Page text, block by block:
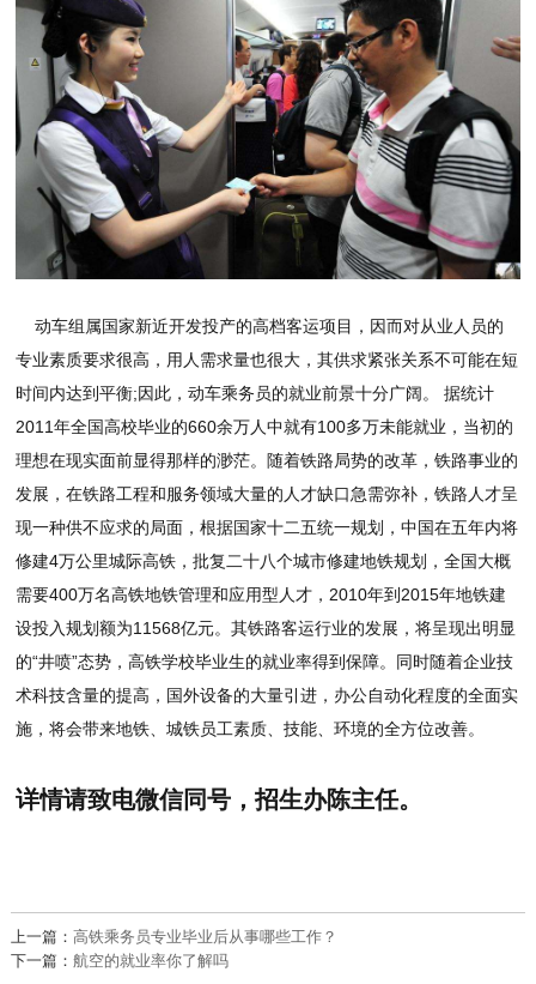
动车组属国家新近开发投产的高档客运项目，因而对从业人员的
专业素质要求很高，用人需求量也很大，其供求紧张关系不可能在短
时间内达到平衡;因此，动车乘务员的就业前景十分广阔。 据统计
2011年全国高校毕业的660余万人中就有100多万未能就业，当初的
理想在现实面前显得那样的渺茫。随着铁路局势的改革，铁路事业的
发展，在铁路工程和服务领域大量的人才缺口急需弥补，铁路人才呈
现一种供不应求的局面，根据国家十二五统一规划，中国在五年内将
修建4万公里城际高铁，批复二十八个城市修建地铁规划，全国大概
需要400万名高铁地铁管理和应用型人才，2010年到2015年地铁建
设投入规划额为11568亿元。其铁路客运行业的发展，将呈现出明显
的“井喷”态势，高铁学校毕业生的就业率得到保障。同时随着企业技
术科技含量的提高，国外设备的大量引进，办公自动化程度的全面实
施，将会带来地铁、城铁员工素质、技能、环境的全方位改善。
详情请致电微信同号，招生办陈主任。
上一篇： 高铁乘务员专业毕业后从事哪些工作？
下一篇： 航空的就业率你了解吗